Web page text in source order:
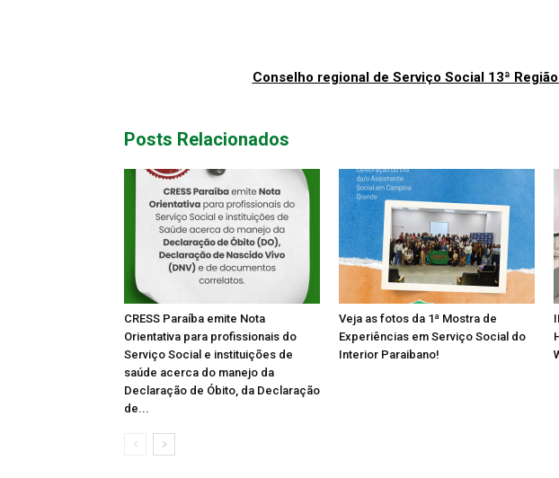
Conselho regional de Serviço Social 13ª
Posts Relacionados
CRESS Paraíba emite Nota
Orientativa para profissionais do
Serviço Social e instituições de
saúde acerca do manejo da
Declaração de Óbito, da Declaração
de...
Veja as fotos da 1ª Mostra de
Experiências em Serviço Social do
Interior Paraibano!